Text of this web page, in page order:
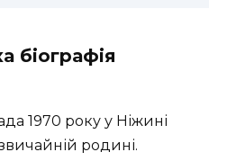
біографія
1970 року у Ніжині
родині.